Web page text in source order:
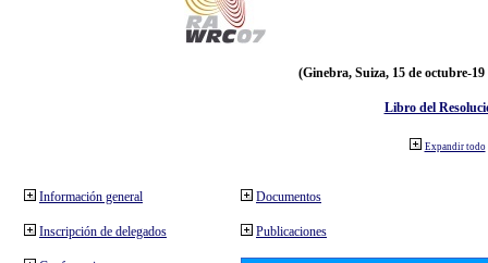
(Ginebra, Suiza, 15 de octubre-19
Libro del
Expandir todo
Información general
Inscripción de delegados
Documentos
Publicaciones